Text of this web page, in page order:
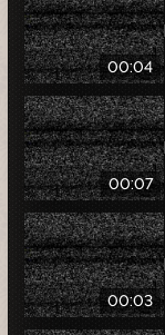
00:04
00:07
00:03